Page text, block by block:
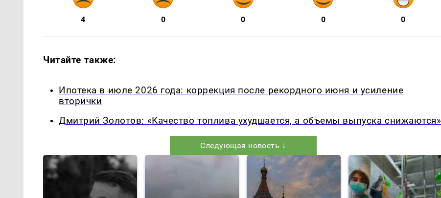
4 0 0 0 0
Читайте также:
Ипотека в июле 2026 года: коррекция после рекордного июня и усиление
вторички
Дмитрий Золотов: «Качество топлива ухудшается, а объемы выпуска снижаются»
Следующая новость ↓